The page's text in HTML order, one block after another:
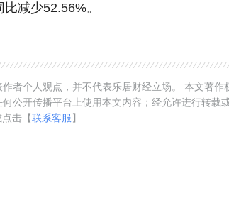
减少52.56%。
者个人观点，并不代表乐居财经立场。 本文著
公开传播平台上使用本文内容；经允许进行转载
击【联系客服】